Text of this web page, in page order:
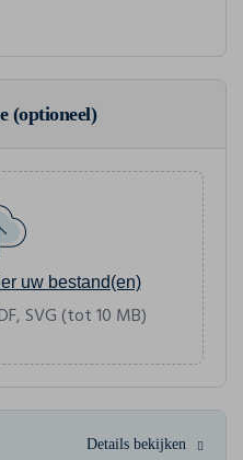
(optioneel)
uw bestand(en)
SVG (tot 10 MB)
Details bekijken